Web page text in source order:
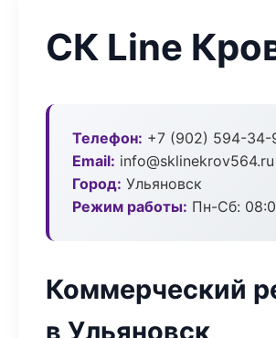
СК Line
Телефон: +7 (902) 594-34-
Email: info@sklinekrov564.ru
Город: Ульяновск
Режим работы: Пн-Сб:
Коммерческий
в Ульяновск